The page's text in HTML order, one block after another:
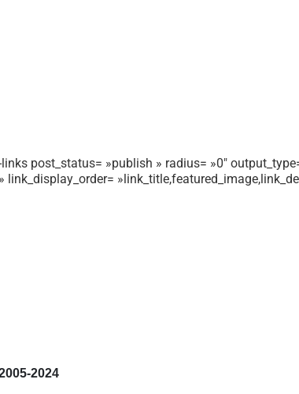
post_status= »publish » radius= »0″
link_display_order=
2024